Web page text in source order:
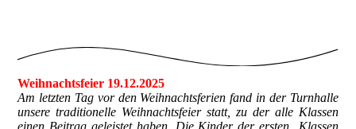
Weihnachtsfeier 19.12.2025
Am letzten Tag vor den Weihnachtsferien fand in der Turnhalle
unsere traditionelle Weihnachtsfeier statt, zu der alle Klassen